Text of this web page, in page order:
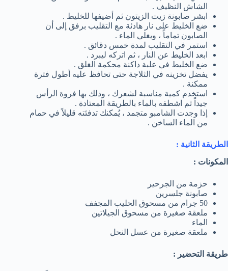
الشاش النظيف .
ابشر صابونة زيت الزيتون ثم أضيفها للخليط .
ضع الخليط على نار هادئة مع التقليب برفق إلى أن
الصابون تماماً ، ويغلي الماء .
استمر في التقليب لمدة خمس دقائق .
ابعد الخليط عن النار ، ثم اتركه ليبرد .
ضع الخليط في علبة داكنة محكمة الغلق .
يفضل تخزينه في الثلاجة حتى تحافظ عليه أطول فترة
ممكنة .
استخدم كمية مناسبة لشعرك ، ودلك بها فروة الرأس
جيداً ثم اشطفه بالماء بالطريقة المعتادة .
إذا وجدت الشامبو متجمد ، يُمكنك تدفئته قليلاً في حمام
من الماء الساخن .
الطريقة الثانية :
المكونات :
حزمة من الجرحير
صابونة جلسرين
50 جرام من مسحوق الحليب المجفف
ملعقة صغيرة من مسحوق الجيلاتين
الماء
ملعقة صغيرة من عسل النحل
طريقة التحضير :